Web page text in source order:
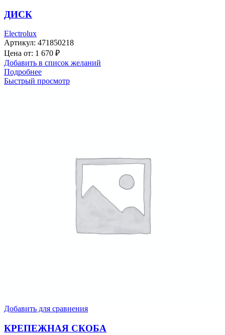
ДИСК
Electrolux
Артикул: 471850218
Цена от: 1 670 ₽
Добавить в список желаний
Подробнее
Быстрый просмотр
Добавить для сравнения
КРЕПЕЖНАЯ СКОБА